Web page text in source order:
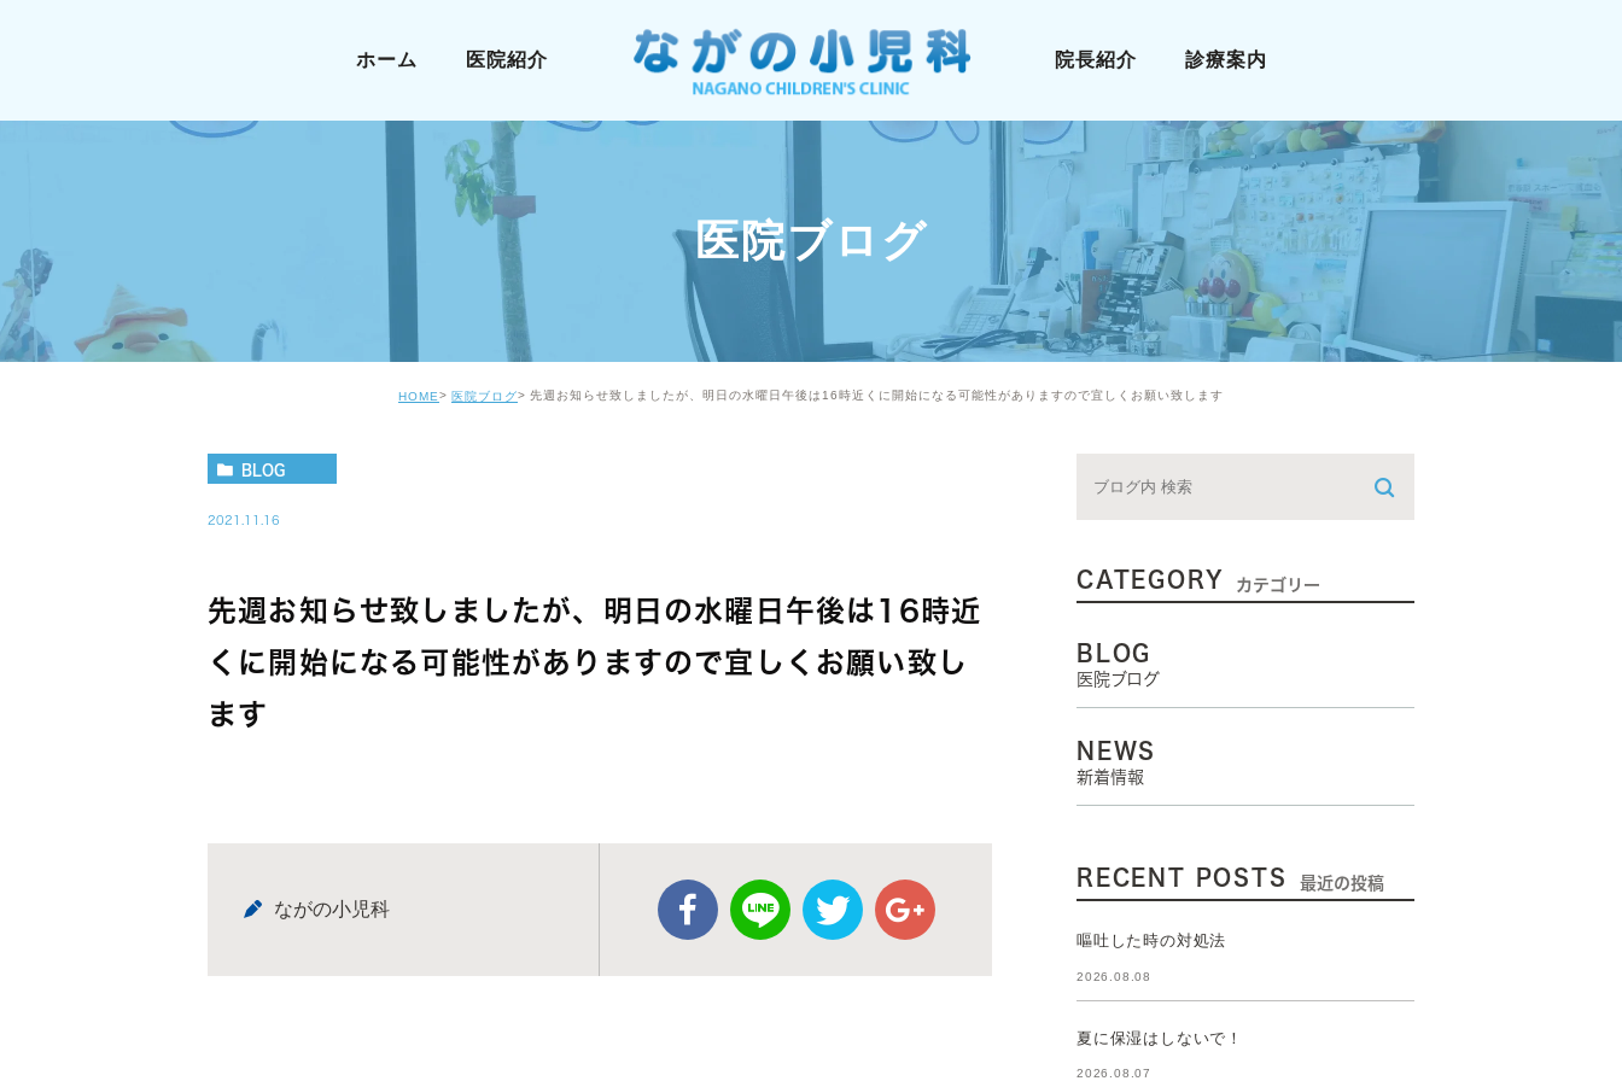
ホーム 医院紹介 院長紹介 診療案内
小児科
アレルギー科
漢方診療
栄養療法
予防接種
医院ブログ
HOME 医院ブログ 先週お知らせ致しましたが、明日の水曜日午後は16時近くに開始になる可能性がありますので宜しくお願い致します
BLOG
2021.11.16
先週お知らせ致しましたが、明日の水曜日午後は16時近
くに開始になる可能性がありますので宜しくお願い致し
ます
ながの小児科
CATEGORY カテゴリー
BLOG
医院ブログ
NEWS
新着情報
RECENT POSTS 最近の投稿
嘔吐した時の対処法
2026.08.08
夏に保湿はしないで！
2026.08.07